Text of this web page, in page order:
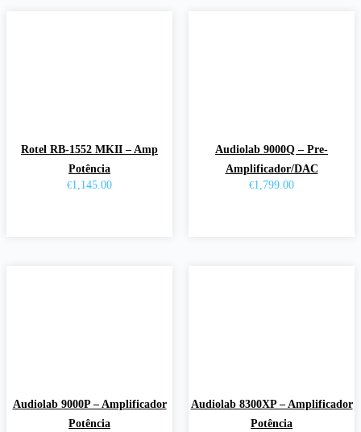
Rotel RB-1552 MKII – Amp
Potência
€1,145.00
the
Audiolab 9000Q – Pre-
Amplificador/DAC
€1,799.00
the
Audiolab 9000P – Amplificador
Potência
Audiolab 8300XP – Amplificador
Potência